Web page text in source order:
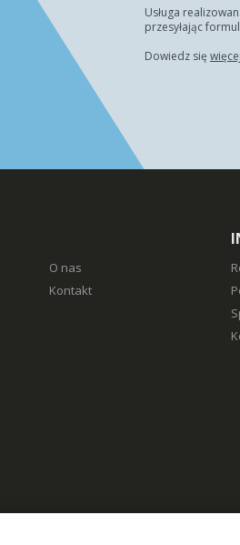
Usługa
przesyłając
Dowiedz się więcej
O nas
Kontakt